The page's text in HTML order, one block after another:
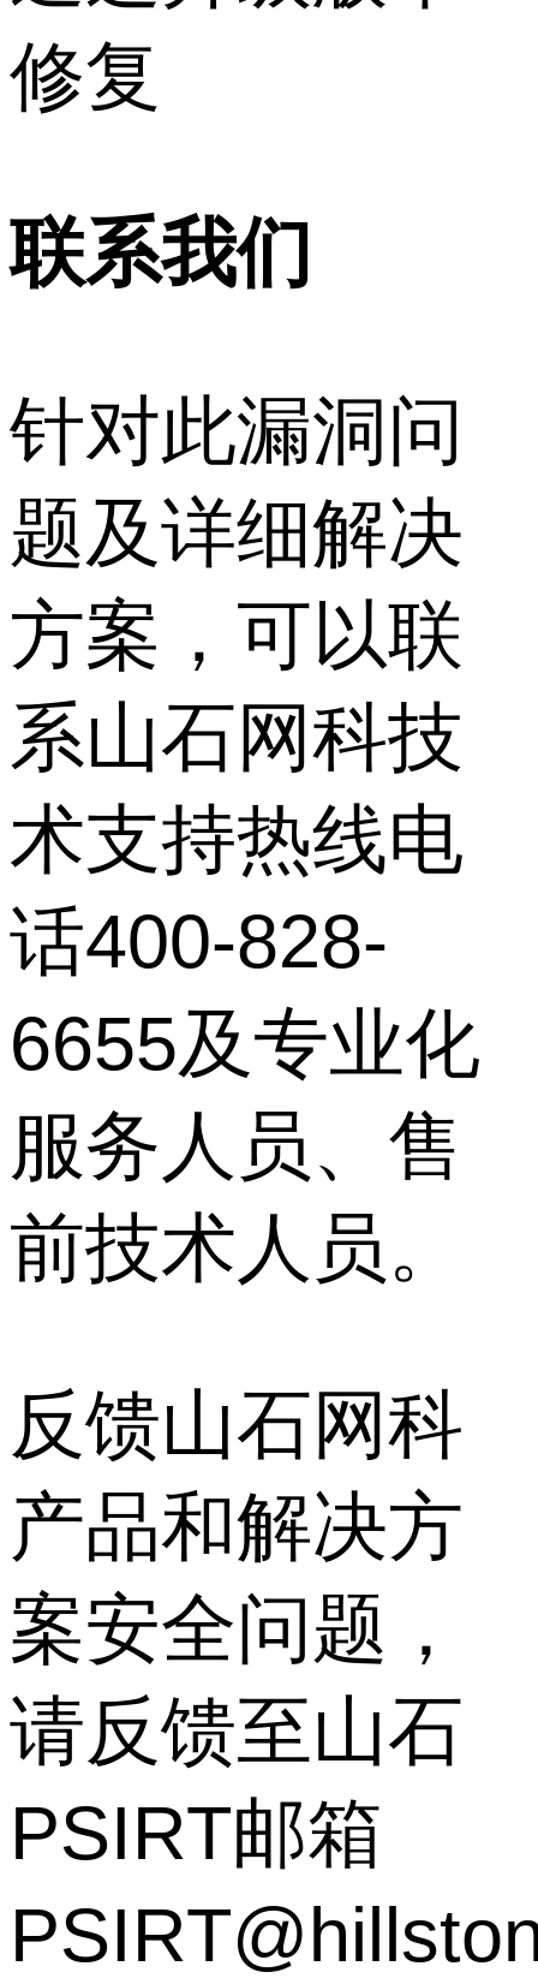
修复
联系我们
针对此漏洞问
题及详细解决
方案，可以联
系山石网科技
术支持热线电
话400-828-
6655及专业化
服务人员、售
前技术人员。
反馈山石网科
产品和解决方
案安全问题，
请反馈至山石
PSIRT邮箱